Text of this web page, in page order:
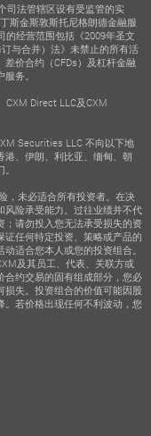
司法管辖区设有受监管的实
斯金斯敦斯托尼格朗德金融服
的经营范围包括《2009年圣文
与合并）法》未禁止的所有活
价合约（CFDs）及杠杆金融
务。
CXM Direct LLC及CXM
Securities LLC 不向以下地
、伊朗、利比亚、缅甸、朝
，未必适合所有投资者。在决
风险承受能力。过往业绩并不代
请勿投入您无法承受损失的资
任何特定投资、策略或产品的
适合您本人或您的投资组合。
及其员工、代表、关联方或
合约交易的固有组成部分，您必
损失。投资组合的价值可能因股
。若价格出现任何不利波动，您